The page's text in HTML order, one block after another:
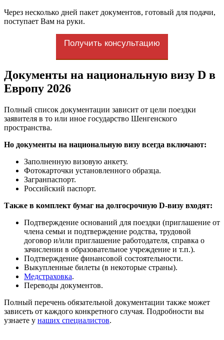
Через несколько дней пакет документов, готовый для подачи,
поступает Вам на руки.
Получить консультацию
Документы на национальную визу D в
Европу 2026
Полный список документации зависит от цели поездки
заявителя в то или иное государство Шенгенского
пространства.
Но документы на национальную визу всегда включают:
Заполненную визовую анкету.
Фотокарточки установленного образца.
Загранпаспорт.
Российский паспорт.
Также в комплект бумаг на долгосрочную D-визу входят:
Подтверждение оснований для поездки (приглашение от
члена семьи и подтверждение родства, трудовой
договор и/или приглашение работодателя, справка о
зачислении в образовательное учреждение и т.п.).
Подтверждение финансовой состоятельности.
Выкупленные билеты (в некоторые страны).
Медстраховка.
Переводы документов.
Полный перечень обязательной документации также может
зависеть от каждого конкретного случая. Подробности вы
узнаете у наших специалистов.